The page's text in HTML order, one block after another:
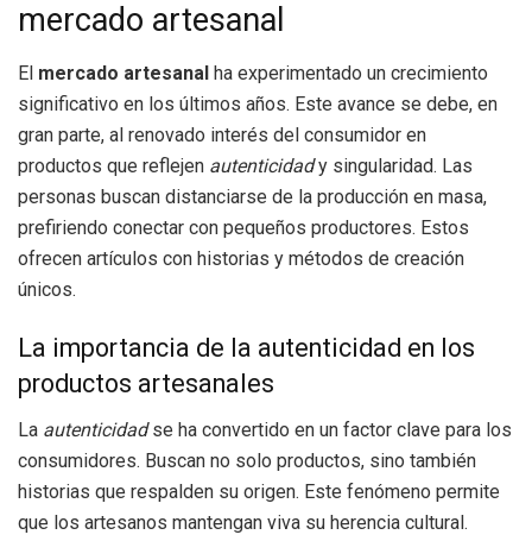
mercado artesanal
El mercado artesanal ha experimentado un crecimiento
significativo en los últimos años. Este avance se debe, en
gran parte, al renovado interés del consumidor en
productos que reflejen autenticidady singularidad. Las
personas buscan distanciarse de la producción en masa,
prefiriendo conectar con pequeños productores. Estos
ofrecen artículos con historias y métodos de creación
únicos.
La importancia de la autenticidad en los
productos artesanales
La autenticidadse ha convertido en un factor clave para los
consumidores. Buscan no solo productos, sino también
historias que respalden su origen. Este fenómeno permite
que los artesanos mantengan viva su herencia cultural.